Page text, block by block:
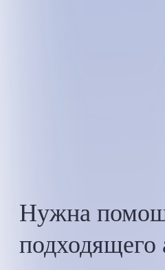
Нужна
подходящего